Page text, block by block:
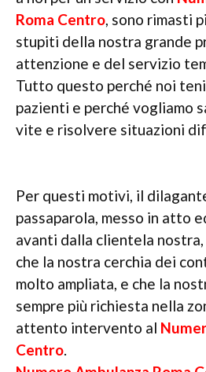
Roma Centro , sono rimasti
stupiti della nostra grande
attenzione e del servizio
Tutto questo perché noi
pazienti e perché vogliamo
vite e risolvere situazioni
Per questi motivi, il
passaparola, messo in atto
avanti dalla clientela
che la nostra cerchia dei
molto ampliata, e che la
sempre più richiesta nella
attento intervento al
Centro.